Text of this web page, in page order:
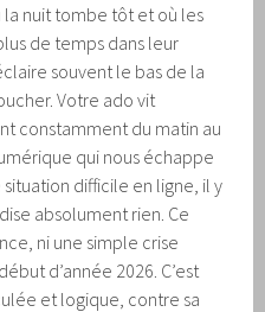
nuit tombe tôt et où les
de temps dans leur
souvent le bas de la
Votre ado vit
constamment du matin au
qui nous échappe
situation difficile en ligne, il y
absolument rien. Ce
ni une simple crise
d’année 2026. C’est
et logique, contre sa